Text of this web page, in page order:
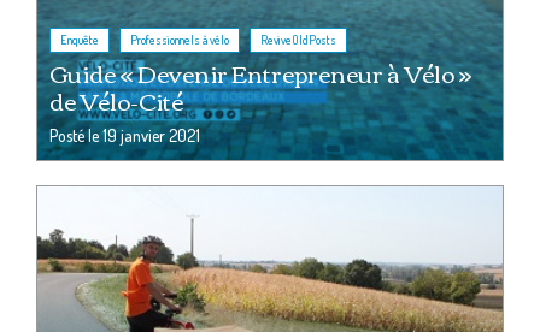
Enquête , Professionnels à vélo , ReviveOldPosts
Guide « Devenir Entrepreneur à Vélo »
de Vélo-Cité
Posté le19 janvier 2021